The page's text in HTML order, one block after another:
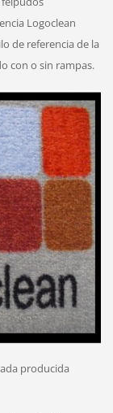
Logoclean
de referencia de la
con o sin rampas.
producida